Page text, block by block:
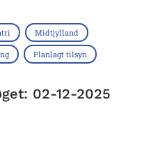
Midtjylland
Planlagt tilsyn
02-12-2025